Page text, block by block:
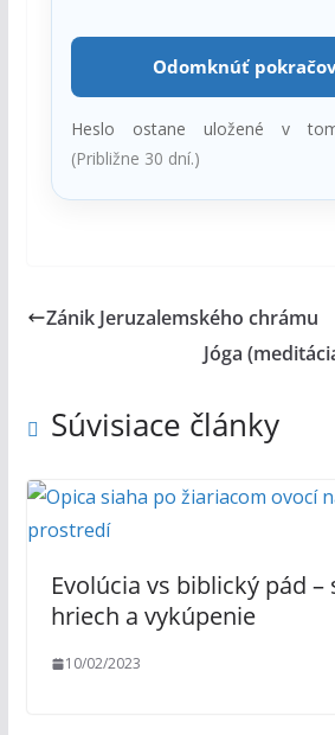
Odomknúť
Heslo ostane uložené v
(Približne 30 dní.)
Zánik Jeruzalemského chrámu
Jóga
Súvisiace články
Evolúcia vs biblický pád –
hriech a vykúpenie
10/02/2023